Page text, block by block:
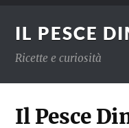
IL PESCE
Ricette e curiosità
Il Pesce